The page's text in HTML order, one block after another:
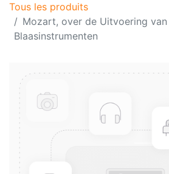
Tous les produits
Mozart, over de Uitvoering
Blaasinstrumenten